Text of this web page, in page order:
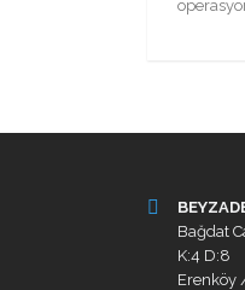
Bağdat
K:4 D:8
Erenköy